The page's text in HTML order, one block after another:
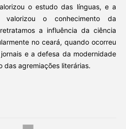
o estudo das línguas, e a
valorizou o conhecimento da
a influência da ciência
no ceará, quando ocorreu
e a defesa da modernidade
das agremiações literárias.